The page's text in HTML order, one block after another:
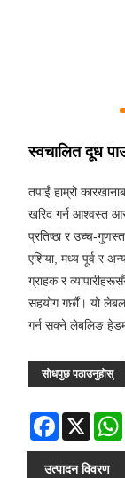
स्वचालित दूध
तपाईं हाम्रो
खरिद गर्न आश्वस्त
प्रतिष्ठा र उच्च-
एशिया, मध्य पूर्व र
ग्राहक र
सहयोग गर्छौं। यो
गर्न सक्ने लेबलिङ
सोधपुछ पठाउनुहोस्
Facebook
X
उत्पादन विवरण